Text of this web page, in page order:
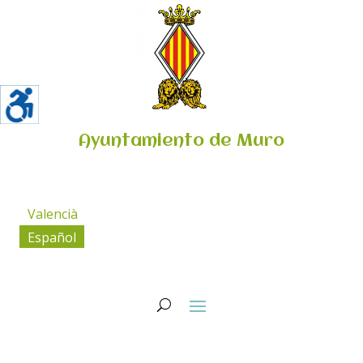
Ayuntamiento de Muro
Valencià
Español